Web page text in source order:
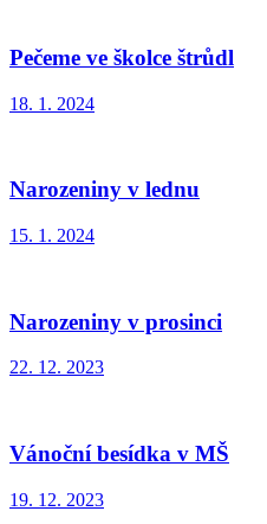
Pečeme ve školce štrůdl
18. 1. 2024
Narozeniny v lednu
15. 1. 2024
Narozeniny v prosinci
22. 12. 2023
Vánoční besídka v MŠ
19. 12. 2023